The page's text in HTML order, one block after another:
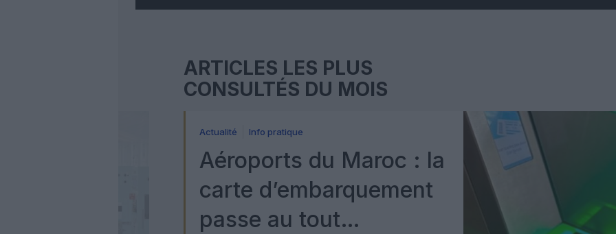
ARTICLES LES PLUS
CONSULTÉS DU MOIS
Actualité Info pratique
Aéroports du Maroc : la
carte d’embarquement
passe au tout